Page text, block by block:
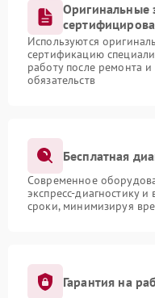
Оригинальные
Используются
сертификацию
работу после ремонта
обязательств
Бесплатная
Современное
экспресс-диагностику
сроки, минимизируя
Гарантия на